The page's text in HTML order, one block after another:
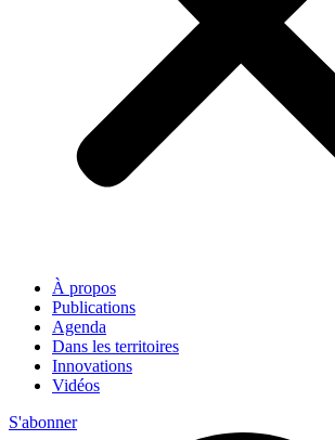
À propos
Publications
Agenda
Dans les territoires
Innovations
Vidéos
S'abonner